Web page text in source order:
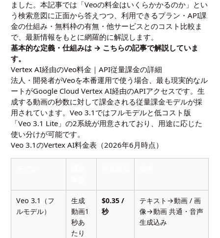
ました。本記事では「Veoの料金はいくらかかるのか」とい
う検索意図に正面から答えつつ、利用できるプラン・API課
金の仕組み・無料枠の有無・他サービスとのコスト比較ま
で、最新情報をもとに網羅的に解説します。
基本的な定義・仕組みは → こちらの記事で解説していま
す。
Vertex AI経由のVeo料金｜API従量課金の詳細
法人・開発者がVeoを本番運用で使う場合、最も現実的なル
ートがGoogle Cloud Vertex AI経由のAPIアクセスです。生
成する動画の秒数に対して課金される従量課金モデルが採
用されています。Veo 3.1ではフルモデルと低コスト版
「Veo 3.1 Lite」の2系統が用意されており、用途に応じた
使い分けが可能です。
Veo 3.1のVertex AI料金表（2026年6月時点）
Veo 3.1（フ
ルモデル）
生成
動画1
秒あ
たり
$0.35 /
秒
テキスト→動画 / 画
像→動画 共通・音声
生成込み